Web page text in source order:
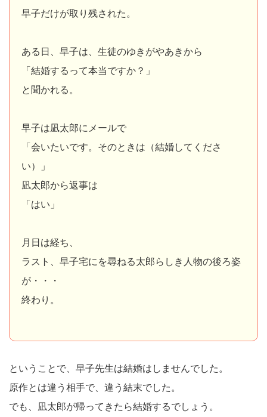
早子だけが取り残された。
ある日、早子は、生徒のゆきがやあきから
「結婚するって本当ですか？」
と聞かれる。
早子は凪太郎にメールで
「会いたいです。そのときは（結婚してくださ
い）」
凪太郎から返事は
「はい」
月日は経ち、
ラスト、早子宅にを尋ねる太郎らしき人物の後ろ姿
が・・・
終わり。
ということで、早子先生は結婚はしませんでした。
原作とは違う相手で、違う結末でした。
でも、凪太郎が帰ってきたら結婚するでしょう。